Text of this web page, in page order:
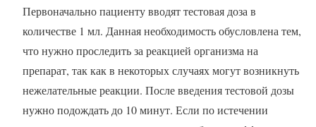
Первоначально пациенту вводят тестовая доза в
количестве 1 мл. Данная необходимость обусловлена тем,
что нужно проследить за реакцией организма на
препарат, так как в некоторых случаях могут возникнуть
нежелательные реакции. После введения тестовой дозы
нужно подождать до 10 минут. Если по истечении